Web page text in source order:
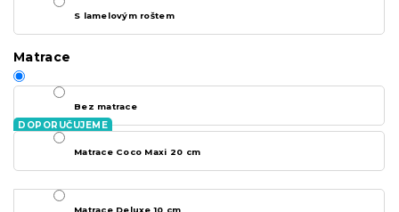
S lamelovým roštem
Matrace
Bez matrace
Matrace Coco Maxi 20 cm
Matrace Deluxe 10 cm